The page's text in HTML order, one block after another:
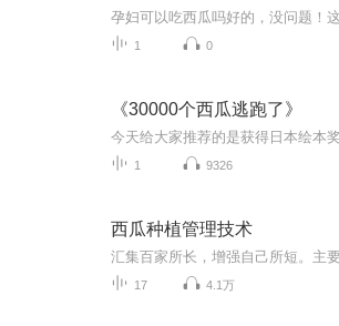
1 0
《30000个西瓜逃跑了》
1 9326
西瓜种植管理技术
17 4.1万